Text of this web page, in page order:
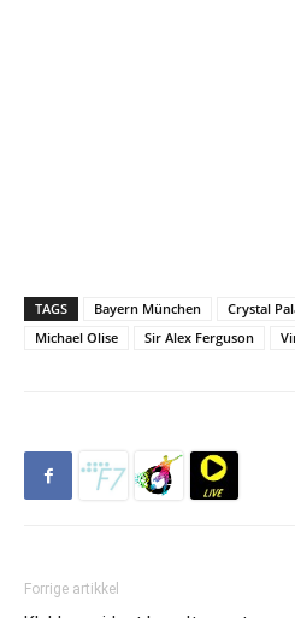
TAGS Bayern München Crystal
Michael Olise
Sir Alex Ferguson
Forrige artikkel